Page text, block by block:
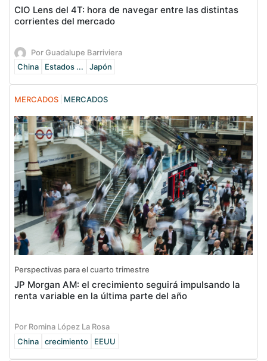
CIO Lens del 4T: hora de navegar entre las distintas
corrientes del mercado
Por Guadalupe Barriviera
China
Estados ... Japón
MERCADOS MERCADOS
Perspectivas para el cuarto trimestre
JP Morgan AM: el crecimiento seguirá impulsando la
renta variable en la última parte del año
Por Romina López La Rosa
China
crecimiento EEUU